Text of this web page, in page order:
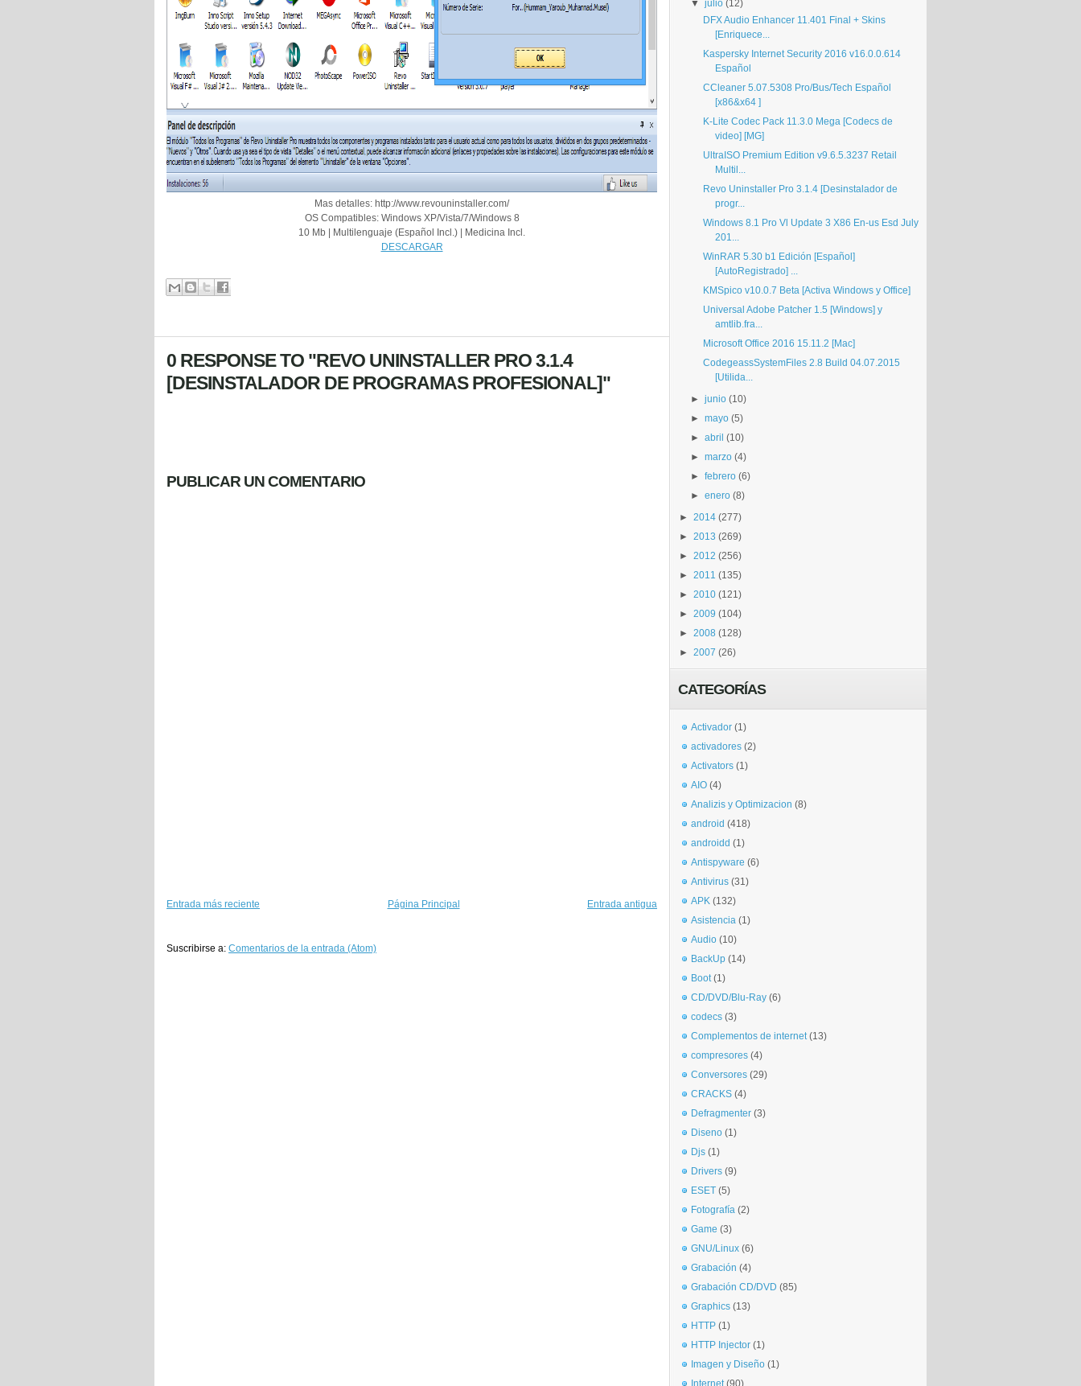
Mas detalles: http://www.revouninstaller.com/
OS Compatibles: Windows XP/Vista/7/Windows 8
10 Mb | Multilenguaje (Español Incl.) | Medicina Incl.
DESCARGAR
0 RESPONSE TO "REVO UNINSTALLER PRO 3.1.4
[DESINSTALADOR DE PROGRAMAS PROFESIONAL]"
PUBLICAR UN COMENTARIO
Entrada más reciente Entrada antigua
Página Principal
Suscribirse a: Comentarios de la entrada (Atom)
▼julio (12)
DFX Audio Enhancer 11.401 Final + Skins
[Enriquece...
Kaspersky Internet Security 2016 v16.0.0.614
Español
CCleaner 5.07.5308 Pro/Bus/Tech Español
[x86&x64 ]
K-Lite Codec Pack 11.3.0 Mega [Codecs de
video] [MG]
UltraISO Premium Edition v9.6.5.3237 Retail
Multil...
Revo Uninstaller Pro 3.1.4 [Desinstalador de
progr...
Windows 8.1 Pro Vl Update 3 X86 En-us Esd July
201...
WinRAR 5.30 b1 Edición [Español]
[AutoRegistrado] ...
KMSpico v10.0.7 Beta [Activa Windows y Office]
Universal Adobe Patcher 1.5 [Windows] y
amtlib.fra...
Microsoft Office 2016 15.11.2 [Mac]
CodegeassSystemFiles 2.8 Build 04.07.2015
[Utilida...
►junio (10)
►mayo (5)
►abril (10)
►marzo (4)
►febrero (6)
►enero (8)
► 2014 (277)
► 2013 (269)
► 2012 (256)
► 2011 (135)
► 2010 (121)
► 2009 (104)
► 2008 (128)
► 2007 (26)
CATEGORÍAS
Activador (1)
activadores (2)
Activators (1)
AIO (4)
Analizis y Optimizacion (8)
android (418)
androidd (1)
Antispyware (6)
Antivirus (31)
APK (132)
Asistencia (1)
Audio (10)
BackUp (14)
Boot (1)
CD/DVD/Blu-Ray (6)
codecs (3)
Complementos de internet (13)
compresores (4)
Conversores (29)
CRACKS (4)
Defragmenter (3)
Diseno (1)
Djs (1)
Drivers (9)
ESET (5)
Fotografía (2)
Game (3)
GNU/Linux (6)
Grabación (4)
Grabación CD/DVD (85)
Graphics (13)
HTTP (1)
HTTP Injector (1)
Imagen y Diseño (1)
Internet (90)